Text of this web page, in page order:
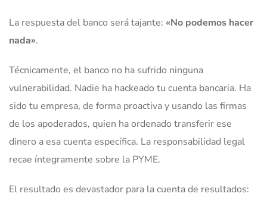
La respuesta del banco será tajante: «No podemos hacer
nada».
Técnicamente, el banco no ha sufrido ninguna
vulnerabilidad. Nadie ha hackeado tu cuenta bancaria. Ha
sido tu empresa, de forma proactiva y usando las firmas
de los apoderados, quien ha ordenado transferir ese
dinero a esa cuenta específica. La responsabilidad legal
recae íntegramente sobre la PYME.
El resultado es devastador para la cuenta de resultados: